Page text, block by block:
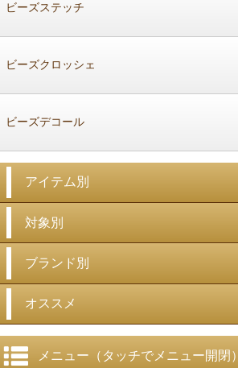
ビーズステッチ
ビーズクロッシェ
ビーズデコール
アイテム別
対象別
ブランド別
オススメ
メニュー（タッチでメニュー開閉）